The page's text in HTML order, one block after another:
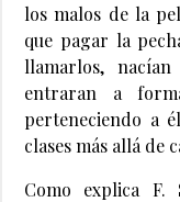
los malos de la
que pagar la
llamarlos,
entraran a
perteneciendo a
clases más allá de
Como explica